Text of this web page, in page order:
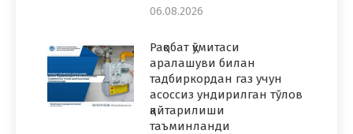
06.08.2026
Рақобат қўмитаси
аралашуви билан
тадбиркордан газ учун
асоссиз ундирилган тўлов
қайтарилиши
таъминланди